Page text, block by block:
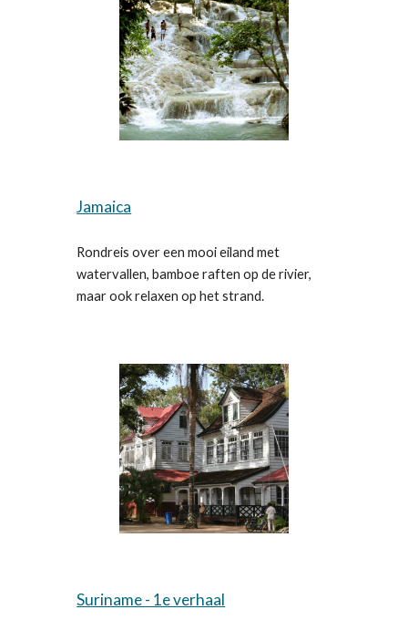
Jamaica
Rondreis over een mooi eiland met
watervallen, bamboe raften op de rivier,
maar ook relaxen op het strand.
Suriname - 1e verhaal